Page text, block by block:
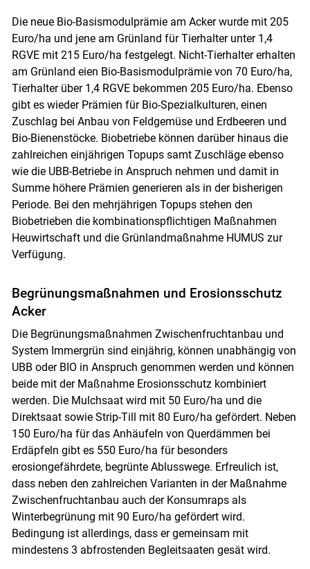
Die neue Bio-Basismodulprämie am Acker wurde mit 205
Euro/ha und jene am Grünland für Tierhalter unter 1,4
RGVE mit 215 Euro/ha festgelegt. Nicht-Tierhalter erhalten
am Grünland eien Bio-Basismodulprämie von 70 Euro/ha,
Tierhalter über 1,4 RGVE bekommen 205 Euro/ha. Ebenso
gibt es wieder Prämien für Bio-Spezialkulturen, einen
Zuschlag bei Anbau von Feldgemüse und Erdbeeren und
Bio-Bienenstöcke. Biobetriebe können darüber hinaus die
zahlreichen einjährigen Topups samt Zuschläge ebenso
wie die UBB-Betriebe in Anspruch nehmen und damit in
Summe höhere Prämien generieren als in der bisherigen
Periode. Bei den mehrjährigen Topups stehen den
Biobetrieben die kombinationspflichtigen Maßnahmen
Heuwirtschaft und die Grünlandmaßnahme HUMUS zur
Verfügung.
Begrünungsmaßnahmen und Erosionsschutz
Acker
Die Begrünungsmaßnahmen Zwischenfruchtanbau und
System Immergrün sind einjährig, können unabhängig von
UBB oder BIO in Anspruch genommen werden und können
beide mit der Maßnahme Erosionsschutz kombiniert
werden. Die Mulchsaat wird mit 50 Euro/ha und die
Direktsaat sowie Strip-Till mit 80 Euro/ha gefördert. Neben
150 Euro/ha für das Anhäufeln von Querdämmen bei
Erdäpfeln gibt es 550 Euro/ha für besonders
erosiongefährdete, begrünte Ablusswege. Erfreulich ist,
dass neben den zahlreichen Varianten in der Maßnahme
Zwischenfruchtanbau auch der Konsumraps als
Winterbegrünung mit 90 Euro/ha gefördert wird.
Bedingung ist allerdings, dass er gemeinsam mit
mindestens 3 abfrostenden Begleitsaaten gesät wird.